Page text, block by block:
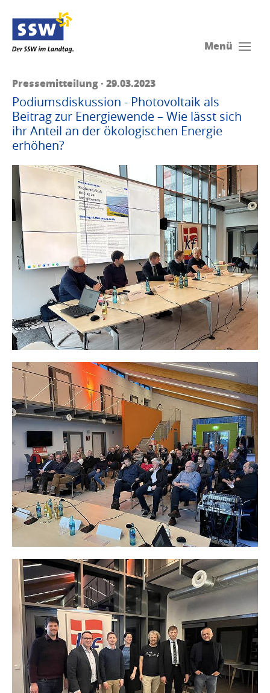
Menü
Pressemitteilung · 29.03.2023
Podiumsdiskussion - Photovoltaik als
Beitrag zur Energiewende – Wie lässt sich
ihr Anteil an der ökologischen Energie
erhöhen?